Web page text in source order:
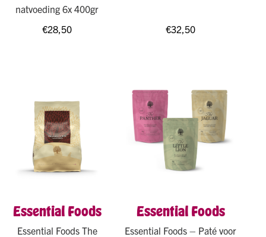
natvoeding 6x 400gr
€28,50 €32,50
Essential Foods
Essential Foods The
Essential Foods
Essential Foods – Paté voor